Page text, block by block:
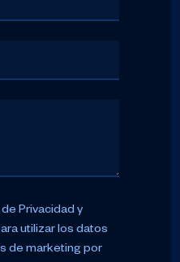
Privacidad y
utilizar los datos
de marketing por